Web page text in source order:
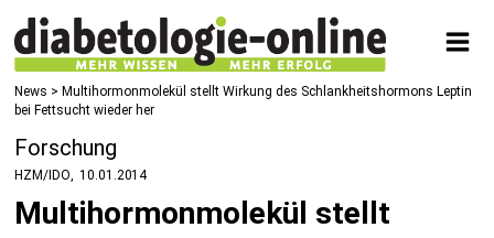
News > Multihormonmolekül stellt Wirkung des Schlankheitshormons Leptin
bei Fettsucht wieder her
Forschung
HZM/IDO 10.01.2014
Multihormonmolekül stellt